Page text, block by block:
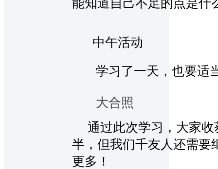
能知道自己不足的点是什
中午活动
学习了一天，也要适
大合照
通过此次学习，大家
半，但我们千友人还需要
更多！